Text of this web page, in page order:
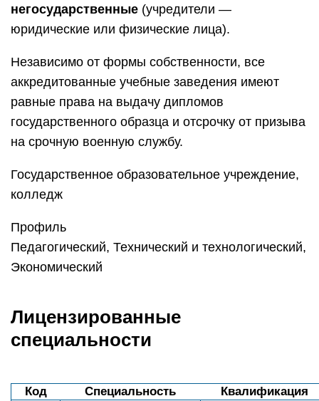
негосударственные (учредители —
юридические или физические лица).
Независимо от формы собственности, все
аккредитованные учебные заведения имеют
равные права на выдачу дипломов
государственного образца и отсрочку от призыва
на срочную военную службу.
Государственное образовательное учреждение,
колледж
Профиль
Педагогический, Технический и технологический,
Экономический
Лицензированные
специальности
Код Специальность Квалификация